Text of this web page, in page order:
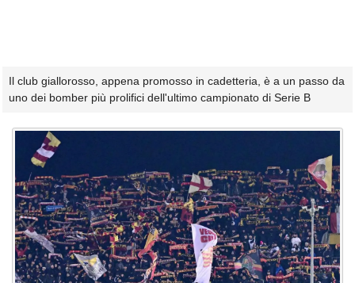
Il club giallorosso, appena promosso in cadetteria, è a un passo da
uno dei bomber più prolifici dell'ultimo campionato di Serie B